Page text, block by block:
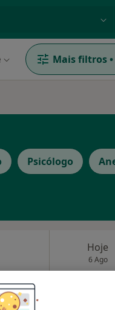
Mais filtros •
Psicólogo
Hoje
6 Ago